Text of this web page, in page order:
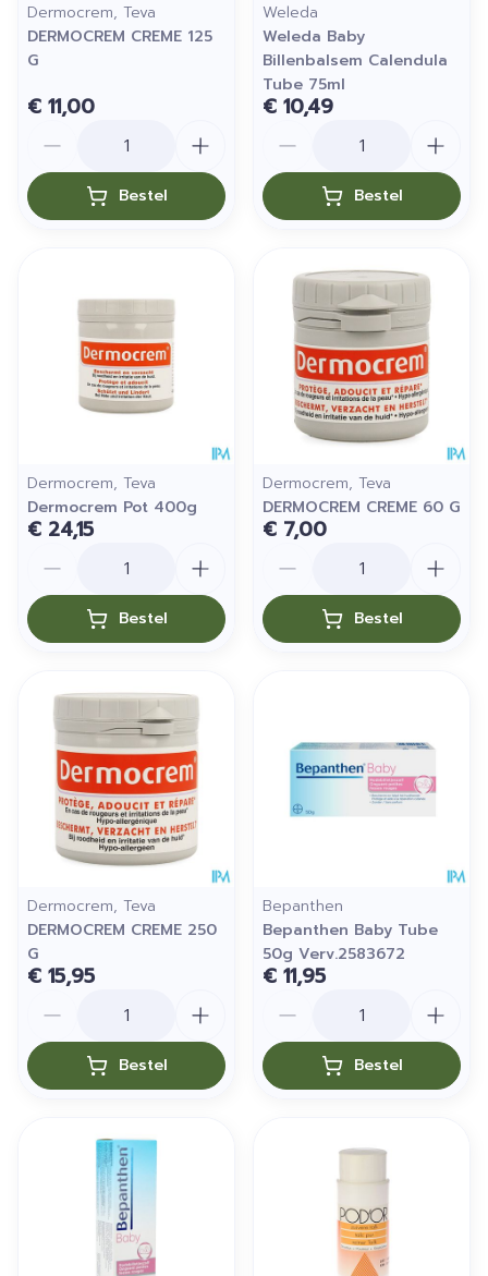
Dermocrem, Teva
DERMOCREM CREME 125
G
€ 11,00
Bestel
Weleda
Weleda Baby
Billenbalsem Calendula
Tube 75ml
€ 10,49
Bestel
Dermocrem, Teva
Dermocrem Pot 400g
€ 24,15
Bestel
Dermocrem, Teva
DERMOCREM CREME 60 G
€ 7,00
Bestel
Dermocrem, Teva
DERMOCREM CREME 250
G
€ 15,95
Bestel
Bepanthen
Bepanthen Baby Tube
50g Verv.2583672
€ 11,95
Bestel